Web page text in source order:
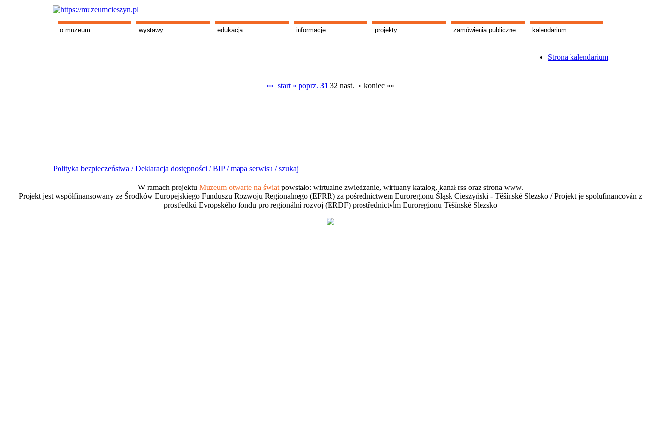
o muzeum wystawy edukacja informacje projekty zamówienia publiczne kalendarium
Strona kalendarium
«« start « poprz. 31 32 nast. » koniec »»
Polityka bezpieczeństwa /Deklaracja dostępności /BIP /mapa serwisu /szukaj
W ramach projektu Muzeum otwarte na świat powstało: wirtualne zwiedzanie, wirtuany katalog, kanał rss oraz strona www.
Projekt jest współfinansowany ze Środków Europejskiego Funduszu Rozwoju Regionalnego (EFRR) za pośrednictwem Euroregionu Śląsk Cieszyński - Tĕšínské Slezsko / Projekt je spolufinancován z
prostředků Evropského fondu pro regionální rozvoj (ERDF) prostřednictvĺm Euroregionu Tĕšínské Slezsko